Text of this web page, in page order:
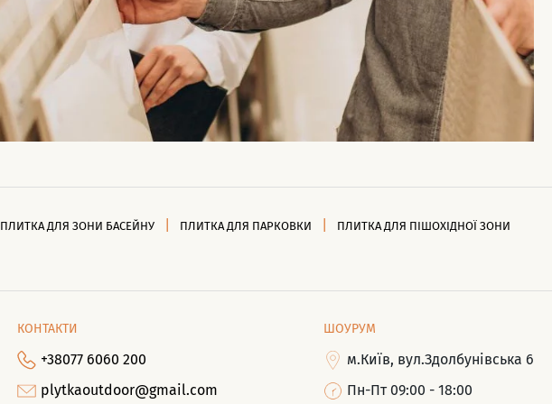
ПЛИТКА ДЛЯ ЗОНИ БАСЕЙНУ ПЛИТКА ДЛЯ ПАРКОВКИ
ПЛИТКА ДЛЯ ПІШОХІДНОЇ ЗОНИ
КОНТАКТИ
+38077 6060 200
plytkaoutdoor@gmail.com
ШОУРУМ
м.Київ, вул.Здолбунівська 6
Пн-Пт 09:00 - 18:00